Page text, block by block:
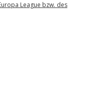
League bzw. des